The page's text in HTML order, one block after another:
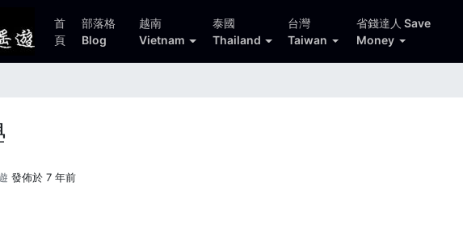
首
頁
部落格
Blog
越南
Vietnam
泰國
Thailand
台灣
Taiwan
省錢達人 Save
Money
發佈於 7 年前